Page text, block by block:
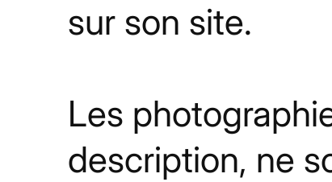
sur son site.
Les
description, ne